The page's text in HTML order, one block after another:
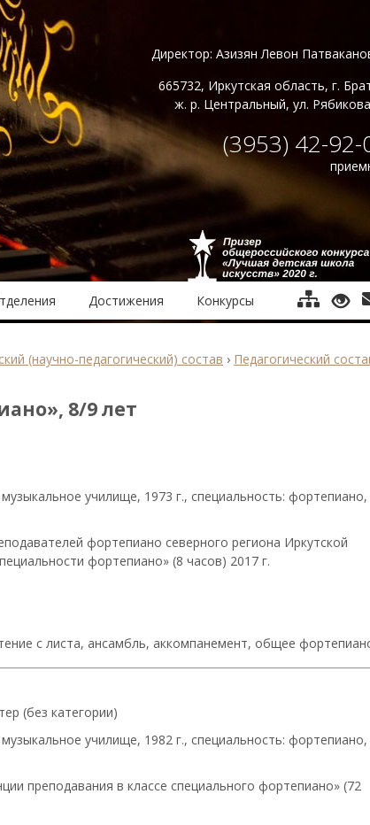
Директор: Азизян Левон
665732, Иркутская область, г.
ж. р. Центральный, ул.
(3953) 42-92-
Достижения Конкурсы
(научно-педагогический) состав › Педагогический
8/9 лет
училище, 1973 г., специальность: фортепиано,
фортепиано северного региона Иркутской
фортепиано» (8 часов) 2017 г.
с листа, ансамбль, аккомпанемент, общее
(без категории)
училище, 1982 г., специальность: фортепиано,
преподавания в классе специального фортепиано» (72